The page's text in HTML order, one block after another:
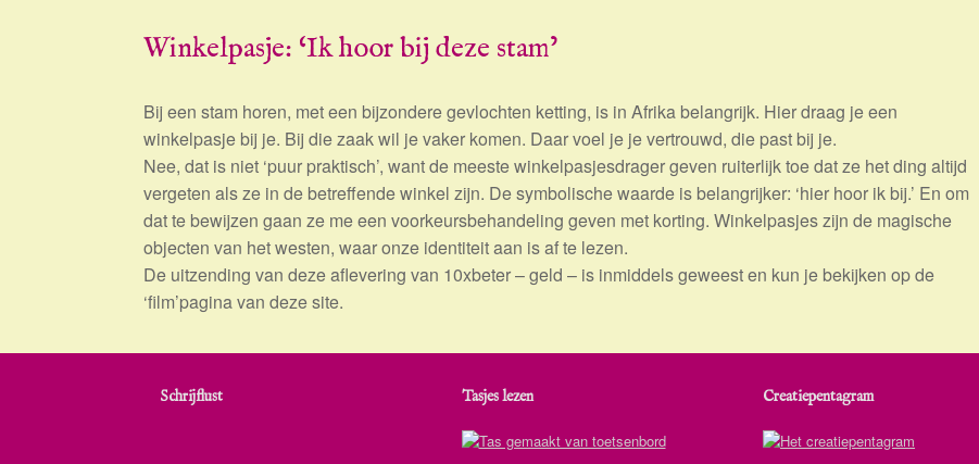
Winkelpasje: ‘Ik hoor bij deze stam’
Bij een stam horen, met een bijzondere gevlochten ketting, is in Afrika belangrijk. Hier draag je een
winkelpasje bij je. Bij die zaak wil je vaker komen. Daar voel je je vertrouwd, die past bij je.
Nee, dat is niet ‘puur praktisch’, want de meeste winkelpasjesdrager geven ruiterlijk toe dat ze het ding altijd
vergeten als ze in de betreffende winkel zijn. De symbolische waarde is belangrijker: ‘hier hoor ik bij.’ En om
dat te bewijzen gaan ze me een voorkeursbehandeling geven met korting. Winkelpasjes zijn de magische
objecten van het westen, waar onze identiteit aan is af te lezen.
De uitzending van deze aflevering van 10xbeter – geld – is inmiddels geweest en kun je bekijken op de
‘film’pagina van deze site.
Schrijflust Tasjes lezen Creatiepentagram